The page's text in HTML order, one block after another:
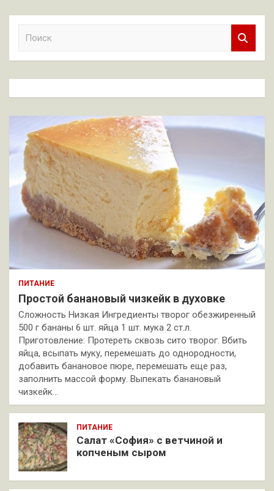
к
ПИТАНИЕ
Простой банановый чизкейк в духовке
Сложность Низкая Ингредиенты творог обезжиренный
500 г бананы 6 шт. яйца 1 шт. мука 2 ст.л.
Приготовление: Протереть сквозь сито творог. Вбить
яйца, всыпать муку, перемешать до однородности,
добавить банановое пюре, перемешать еще раз,
заполнить массой форму. Выпекать банановый
чизкейк…
ПИТАНИЕ
Салат «София» с ветчиной и
копченым сыром